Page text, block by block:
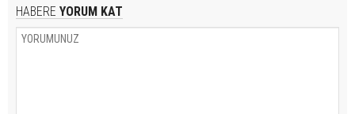
HABERE YORUM KAT